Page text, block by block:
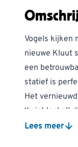
Vogels kijken
nieuwe Kluut
een
statief is
Het
‘twist locks’)
is deze
Lees meer